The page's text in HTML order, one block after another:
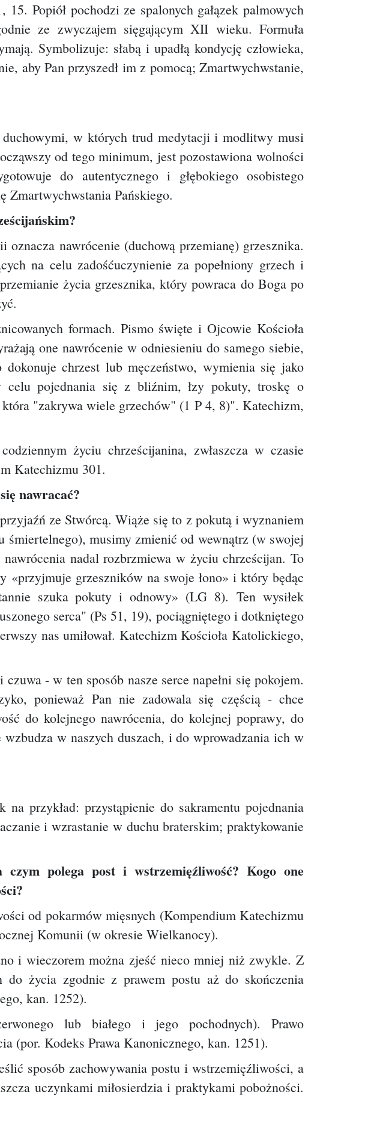
15.Popiół pochodzi ze spalonych gałązek palmowych
ze zwyczajem sięgającym XII wieku. Formuła
Symbolizuje: słabą i upadłą kondycję człowieka,
aby Pan przyszedł im z pomocą; Zmartwychwstanie,
w których trud medytacji i modlitwy musi
od tego minimum, jest pozostawiona wolności
do autentycznego i głębokiego osobistego
Zmartwychwstania Pańskiego.
nawrócenie (duchową przemianę) grzesznika.
na celu zadośćuczynienie za popełniony grzech i
życia grzesznika, który powraca do Boga po
formach. Pismo święte i Ojcowie Kościoła
one nawrócenie w odniesieniu do samego siebie,
chrzest lub męczeństwo, wymienia się jako
celu pojednania się z bliźnim, łzy pokuty, troskę o
"zakrywa wiele grzechów" (1 P 4, 8)". Katechizm,
życiu chrześcijanina, zwłaszcza w czasie
Katechizmu 301.
nawracać?
ze Stwórcą. Wiąże się to z pokutą i wyznaniem
śmiertelnego), musimy zmienić od wewnątrz (w swojej
nadal rozbrzmiewa w życiu chrześcijan. To
«przyjmuje grzeszników na swoje łono» i który będąc
szuka pokuty i odnowy» (LG 8).Ten wysiłek
serca" (Ps 51, 19), pociągniętego i dotkniętego
nas umiłował. Katechizm Kościoła Katolickiego,
- w ten sposób nasze serce napełni się pokojem.
ponieważ Pan nie zadowala się częścią - chce
do kolejnego nawrócenia, do kolejnej poprawy, do
w naszych duszach, i do wprowadzania ich w
przykład: przystąpienie do sakramentu pojednania
i wzrastanie w duchu braterskim; praktykowanie
polega post i wstrzemięźliwość? Kogo one
od pokarmów mięsnych (Kompendium Katechizmu
Komunii (w okresie Wielkanocy).
i wieczorem można zjeść nieco mniej niż zwykle. Z
do życia zgodnie z prawem postu aż do skończenia
kan. 1252).
lub białego i jego pochodnych). Prawo
(por. Kodeks Prawa Kanonicznego, kan. 1251).
sposób zachowywania postu i wstrzemięźliwości, a
uczynkami miłosierdzia i praktykami pobożności.